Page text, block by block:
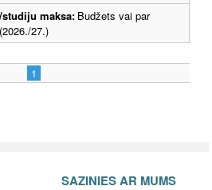
maksa: Budžets vai par
27.)
1
SAZINIES AR MUMS